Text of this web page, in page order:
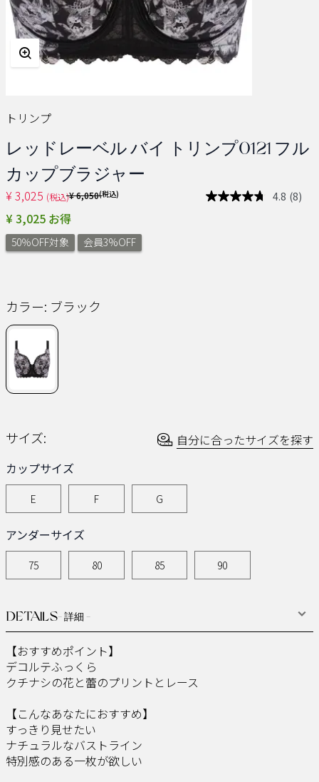
DETAILS- 詳細 -
【おすすめポイント】​
デコルテふっくら​​
クチナシの花と蕾のプリントとレース​
【こんなあなたにおすすめ】​
すっきり見せたい​​
ナチュラルなバストライン​​
特別感のある一枚が欲しい​
トリンプ
レッドレーベル バイ トリンプ0121 フル
カップブラジャー
¥ 3,025 (税込)Price reduced from
¥ 6,050(税込) 4.8 レ
(8)
¥ 3,025 お得
50％OFF対象 会員3%OFF
カラー: ブラック
サイズ:
自分に合ったサイズを探す
カップサイズ
E F G
アンダーサイズ
75 80 85 90